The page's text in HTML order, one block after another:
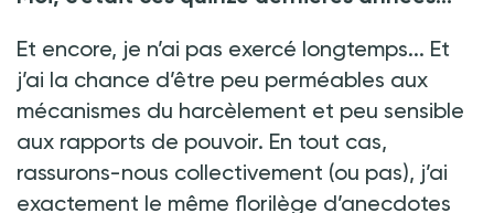
Et encore, je n’ai pas exercé longtemps... Et
j’ai la chance d’être peu perméables aux
mécanismes du harcèlement et peu sensible
aux rapports de pouvoir. En tout cas,
rassurons-nous collectivement (ou pas), j’ai
exactement le même florilège d’anecdotes